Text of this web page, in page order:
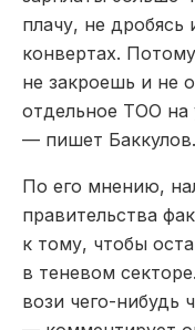
плачу, не дробясь
конвертах.
не закроешь и не
отдельное ТОО на
— пишет Баккулов.
По его мнению,
правительства
к тому, чтобы
в теневом
вози чего-нибудь